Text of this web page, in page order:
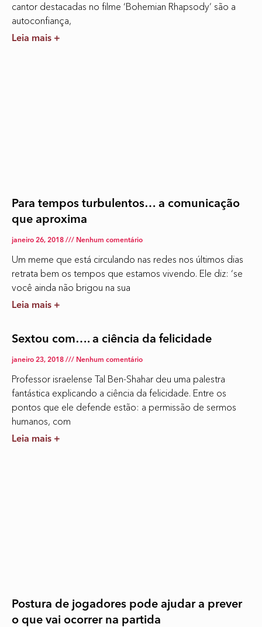
cantor destacadas no filme ‘Bohemian Rhapsody’ são a
autoconfiança,
Leia mais +
Para tempos turbulentos… a comunicação
que aproxima
janeiro 26, 2018 Nenhum comentário
Um meme que está circulando nas redes nos últimos dias
retrata bem os tempos que estamos vivendo. Ele diz: ‘se
você ainda não brigou na sua
Leia mais +
Sextou com…. a ciência da felicidade
janeiro 23, 2018 Nenhum comentário
Professor israelense Tal Ben-Shahar deu uma palestra
fantástica explicando a ciência da felicidade. Entre os
pontos que ele defende estão: a permissão de sermos
humanos, com
Leia mais +
Postura de jogadores pode ajudar a prever
o que vai ocorrer na partida